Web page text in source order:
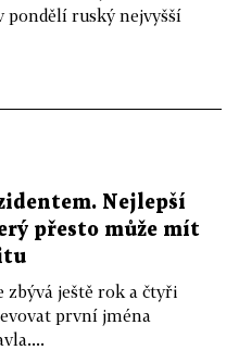
pondělí ruský nejvyšší
Nejlepší
přesto může mít
zbývá ještě rok a čtyři
první jména